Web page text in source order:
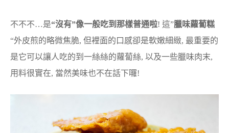
不不不…是“沒有”像一般吃到那樣普通啦! 這”臘味蘿蔔糕
“外皮煎的略微焦脆, 但裡面的口感卻是軟嫩細緻, 最重要的
是它可以讓人吃的到一絲絲的蘿蔔絲, 以及一些臘味肉末,
用料很實在, 當然美味也不在話下囉!